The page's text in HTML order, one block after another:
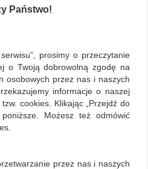
Etykiety samoprzylepne
Państwo!
prosimy o przeczytanie
o Twoją dobrowolną zgodę na
osobowych przez nas i naszych
informacje o naszej
cookies. Klikając „Przejdź do
Możesz też odmówić
przez nas i naszych